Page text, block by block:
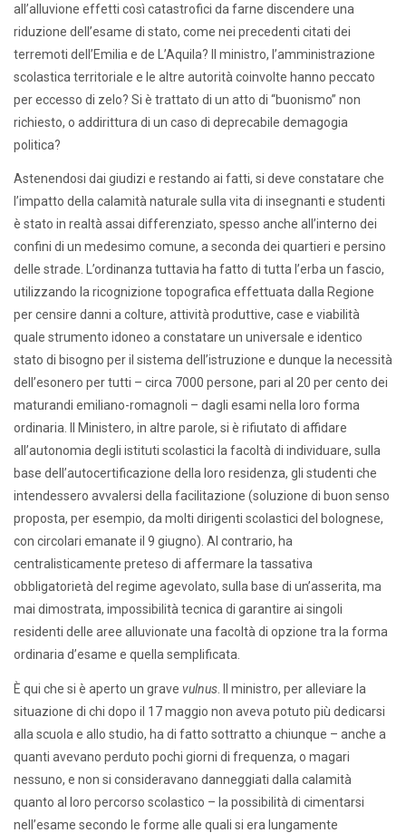
all’alluvione effetti così catastrofici da farne discendere una
riduzione dell’esame di stato, come nei precedenti citati dei
terremoti dell’Emilia e de L’Aquila? Il ministro, l’amministrazione
scolastica territoriale e le altre autorità coinvolte hanno peccato
per eccesso di zelo? Si è trattato di un atto di “buonismo” non
richiesto, o addirittura di un caso di deprecabile demagogia
politica?
Astenendosi dai giudizi e restando ai fatti, si deve constatare che
l’impatto della calamità naturale sulla vita di insegnanti e studenti
è stato in realtà assai differenziato, spesso anche all’interno dei
confini di un medesimo comune, a seconda dei quartieri e persino
delle strade. L’ordinanza tuttavia ha fatto di tutta l’erba un fascio,
utilizzando la ricognizione topografica effettuata dalla Regione
per censire danni a colture, attività produttive, case e viabilità
quale strumento idoneo a constatare un universale e identico
stato di bisogno per il sistema dell’istruzione e dunque la necessità
dell’esonero per tutti – circa 7000 persone, pari al 20 per cento dei
maturandi emiliano-romagnoli – dagli esami nella loro forma
ordinaria. Il Ministero, in altre parole, si è rifiutato di affidare
all’autonomia degli istituti scolastici la facoltà di individuare, sulla
base dell’autocertificazione della loro residenza, gli studenti che
intendessero avvalersi della facilitazione (soluzione di buon senso
proposta, per esempio, da molti dirigenti scolastici del bolognese,
con circolari emanate il 9 giugno). Al contrario, ha
centralisticamente preteso di affermare la tassativa
obbligatorietà del regime agevolato, sulla base di un’asserita, ma
mai dimostrata, impossibilità tecnica di garantire ai singoli
residenti delle aree alluvionate una facoltà di opzione tra la forma
ordinaria d’esame e quella semplificata.
È qui che si è aperto un grave vulnus . Il ministro, per alleviare la
situazione di chi dopo il 17 maggio non aveva potuto più dedicarsi
alla scuola e allo studio, ha di fatto sottratto a chiunque – anche a
quanti avevano perduto pochi giorni di frequenza, o magari
nessuno, e non si consideravano danneggiati dalla calamità
quanto al loro percorso scolastico – la possibilità di cimentarsi
nell’esame secondo le forme alle quali si era lungamente